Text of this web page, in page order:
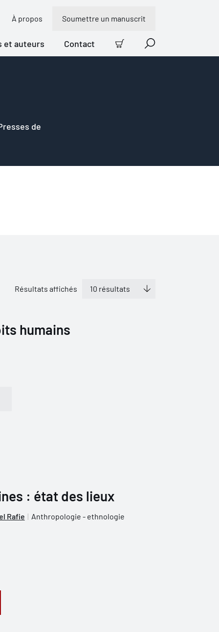
À propos Soumettre un manuscrit
et auteurs Contact
Panier Recherche
de
Résultats affichés
humains
: état des lieux
Rafie Anthropologie - ethnologie